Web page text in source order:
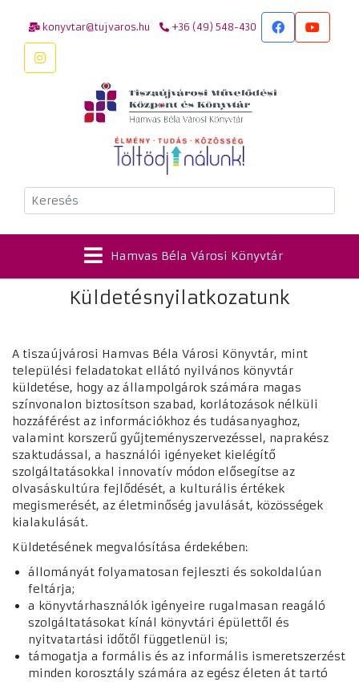
konyvtar@tujvaros.hu +36 (49) 548-430
Keresés
Hamvas Béla Városi Könyvtár
Küldetésnyilatkozatunk
A tiszaújvárosi Hamvas Béla Városi Könyvtár, mint
települési feladatokat ellátó nyilvános könyvtár
küldetése, hogy az állampolgárok számára magas
színvonalon biztosítson szabad, korlátozások nélküli
hozzáférést az információkhoz és tudásanyaghoz,
valamint korszerű gyűjteményszervezéssel, naprakész
szaktudással, a használói igényeket kielégítő
szolgáltatásokkal innovatív módon elősegítse az
olvasáskultúra fejlődését, a kulturális értékek
megismerését, az életminőség javulását, közösségek
kialakulását.
Küldetésének megvalósítása érdekében:
állományát folyamatosan fejleszti és sokoldalúan
feltárja;
a könyvtárhasználók igényeire rugalmasan reagáló
szolgáltatásokat kínál könyvtári épülettől és
nyitvatartási időtől függetlenül is;
támogatja a formális és az informális ismeretszerzést
minden korosztály számára az egész életen át tartó